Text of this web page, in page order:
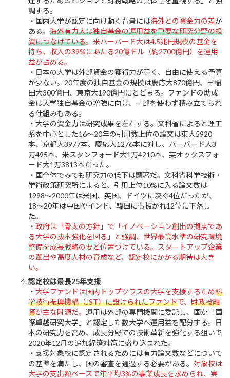
調する。
・国内大学が認定に向け動く背景には海外との資金力の差が
ある。 海外有力大は独自基金の運用益を重要な研究分野の投
資につなげている。米ハーバード大は4.5兆円規模の基金を
持ち、収入の39%にあたる20億ドル（約2700億円）を運用
益が占める。
・日本の大学は外部資金の獲得力が弱く、自由に使える予算
が少ない。20年度の独自基金の規模は慶応大870億円、早稲
田大300億円、東京大190億円にとどまる。ファンドの助成
金は大学独自基金の増強に向け、一部を使わず積み立てられ
る仕組みもある。
・大学の資金力は研究成果を左右する。文科省によると理工
系を中心とした16～20年の引用数上位の論文は東大5920
本、京都大3977本、慶応大1276本に対し、ハーバード大3
万495本、米スタンフォード大1万4210本、英オックスフォ
ード大1万3813本だった。
・国全体でみても研究力の低下は顕著だ。文科省科学技術・
学術政策研究所によると、引用上位10%に入る論文数は
1998～2000年は米国、英国、ドイツに次ぐ4位だったが、
18～20年は中国やインド、韓国にも抜かれ12位に下落し
た。
・ 政府は「骨太の方針」で「イノベーション創出の拠点であ
る大学の抜本強化を図る」と強調、世界最高水準の研究環境
整備を成長戦略の要と位置づけている。スタートアップ企業
の輩出や高度人材の育成など、認定校にかかる期待は大き
い。
認定校は最長25年支援
・ 大学ファンドは国内トップクラスの大学を支援するため科
学技術振興機構（JST）に設けられたファンドで、 財政投融
資が主な財源だ。 運用は外部の専門機関に委託し、国が「国
際卓越研究大学」と認定した数大学へ運用益を配分する。日
本の研究力を高め、成長分野での技術革新を強化する狙いで
2020年12月の追加経済対策に盛り込まれた。
・支援対象校に認定されるためには有力論文数などについて
の基準を満たし、国の審査を通過する必要がある。 対象校は
大学の支出額ベースで年平均3%の事業成長を求められ、実